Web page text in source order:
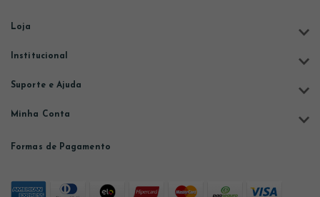
Loja
Institucional
Suporte e Ajuda
Minha Conta
Formas de Pagamento